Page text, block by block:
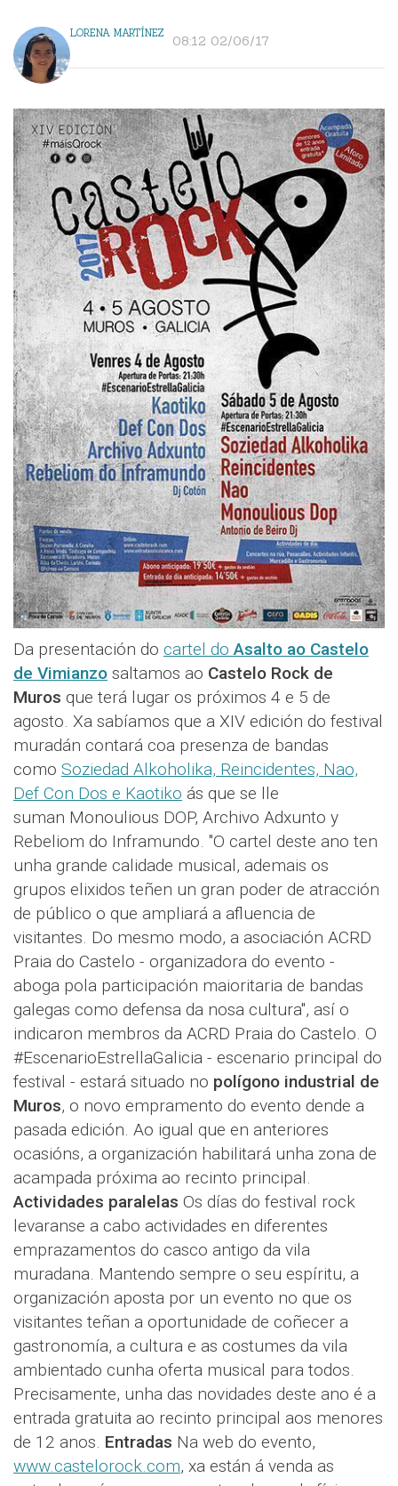
LORENA MARTÍNEZ 08:12 02/06/17
Da presentación do cartel doAsalto ao Castelo
de Vimianzo saltamos ao Castelo Rock de
Muros que terá lugar os próximos 4 e 5 de
agosto. Xa sabíamos que a XIV edición do festival
muradán contará coa presenza de bandas
como Soziedad Alkoholika, Reincidentes, Nao,
Def Con Dos e Kaotiko ás que se lle
suman Monoulious DOP, Archivo Adxunto y
Rebeliom do Inframundo. "O cartel deste ano ten
unha grande calidade musical, ademais os
grupos elixidos teñen un gran poder de atracción
de público o que ampliará a afluencia de
visitantes. Do mesmo modo, a asociación ACRD
Praia do Castelo - organizadora do evento -
aboga pola participación maioritaria de bandas
galegas como defensa da nosa cultura", así o
indicaron membros da ACRD Praia do Castelo. O
#EscenarioEstrellaGalicia - escenario principal do
festival - estará situado no polígono industrial de
Muros, o novo empramento do evento dende a
pasada edición. Ao igual que en anteriores
ocasións, a organización habilitará unha zona de
acampada próxima ao recinto principal.
Actividades paralelas Os días do festival rock
levaranse a cabo actividades en diferentes
emprazamentos do casco antigo da vila
muradana. Mantendo sempre o seu espíritu, a
organización aposta por un evento no que os
visitantes teñan a oportunidade de coñecer a
gastronomía, a cultura e as costumes da vila
ambientado cunha oferta musical para todos.
Precisamente, unha das novidades deste ano é a
entrada gratuita ao recinto principal aos menores
de 12 anos. Entradas Na web do evento,
www.castelorock.com, xa están á venda as